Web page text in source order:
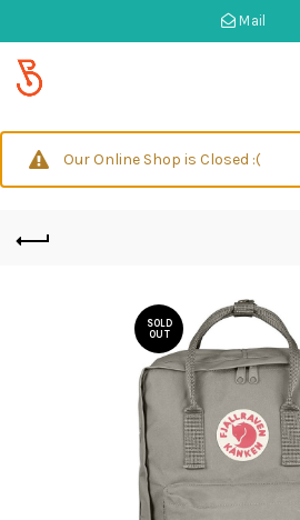
Mail
Our Online Shop is Closed :(
SOLD
OUT